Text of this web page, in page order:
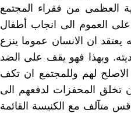
العظمى من فقراء المجتمع
العموم الى انجاب أطفال
ان الانسان عموما ينزع
وبهذا فهو يقف على الضد
لهم وللمجتمع ان تكف
تخلق المحفزات لدفعهم الى
قس متآلف مع الكنيسة القائمة